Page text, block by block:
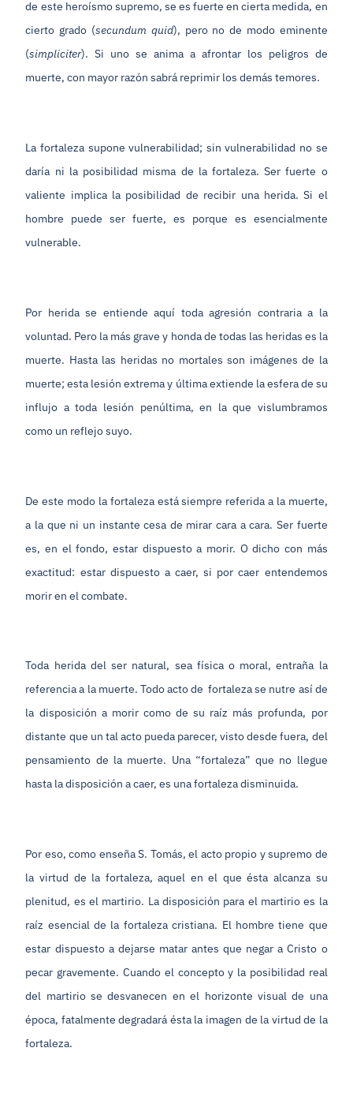
de este heroísmo supremo, se es fuerte en cierta medida, en
cierto grado (secundum quid), pero no de modo eminente
(simpliciter). Si uno se anima a afrontar los peligros de
muerte, con mayor razón sabrá reprimir los demás temores.
La fortaleza supone vulnerabilidad; sin vulnerabilidad no se
daría ni la posibilidad misma de la fortaleza. Ser fuerte o
valiente implica la posibilidad de recibir una herida. Si el
hombre puede ser fuerte, es porque es esencialmente
vulnerable.
Por herida se entiende aquí toda agresión contraria a la
voluntad. Pero la más grave y honda de todas las heridas es la
muerte. Hasta las heridas no mortales son imágenes de la
muerte; esta lesión extrema y última extiende la esfera de su
influjo a toda lesión penúltima, en la que vislumbramos
como un reflejo suyo.
De este modo la fortaleza está siempre referida a la muerte,
a la que ni un instante cesa de mirar cara a cara. Ser fuerte
es, en el fondo, estar dispuesto a morir. O dicho con más
exactitud: estar dispuesto a caer, si por caer entendemos
morir en el combate.
Toda herida del ser natural, sea física o moral, entraña la
referencia a la muerte. Todo acto de fortaleza se nutre así de
la disposición a morir como de su raíz más profunda, por
distante que un tal acto pueda parecer, visto desde fuera, del
pensamiento de la muerte. Una “fortaleza” que no llegue
hasta la disposición a caer, es una fortaleza disminuida.
Por eso, como enseña S. Tomás, el acto propio y supremo de
la virtud de la fortaleza, aquel en el que ésta alcanza su
plenitud, es el martirio. La disposición para el martirio es la
raíz esencial de la fortaleza cristiana. El hombre tiene que
estar dispuesto a dejarse matar antes que negar a Cristo o
pecar gravemente. Cuando el concepto y la posibilidad real
del martirio se desvanecen en el horizonte visual de una
época, fatalmente degradará ésta la imagen de la virtud de la
fortaleza.